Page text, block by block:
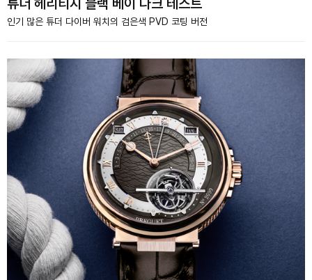
튜더 헤리티지 블랙 베이 다크 테스트
인기 많은 튜더 다이버 워치의 검은색 PVD 코팅 버전